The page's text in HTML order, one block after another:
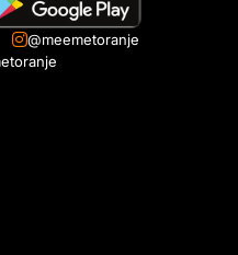
@meemetoranje